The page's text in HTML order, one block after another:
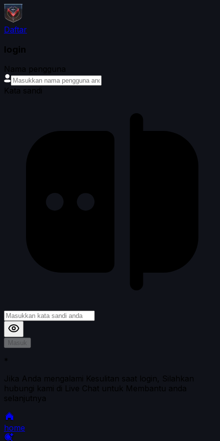
Daftar
login
Nama pengguna
Kata sandi
Masuk
*
Jika Anda mengalami Kesulitan saat login, Silahkan
hubungi kami di Live Chat untuk Membantu anda
selanjutnya
home